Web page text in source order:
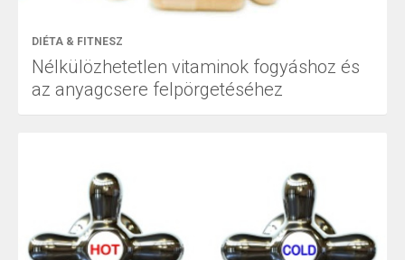
DIÉTA & FITNESZ
Nélkülözhetetlen vitaminok fogyáshoz és
az anyagcsere felpörgetéséhez